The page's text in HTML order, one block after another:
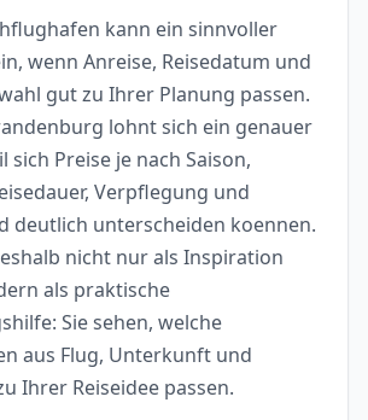
kann ein sinnvoller
wenn Anreise, Reisedatum und
gut zu Ihrer Planung passen.
lohnt sich ein genauer
sich Preise je nach Saison,
Verpflegung und
deutlich unterscheiden koennen.
nicht nur als Inspiration
als praktische
Sie sehen, welche
aus Flug, Unterkunft und
Ihrer Reiseidee passen.